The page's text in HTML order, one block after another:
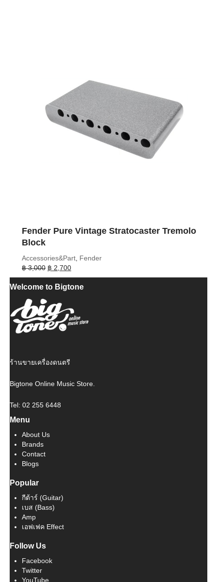
Fender Pure Vintage Stratocaster Tremolo
Block
Accessories&Part, Fender
฿3,000 Original
price
was:
฿ 2,700Current
price
is:
Welcome to Bigtone
ร้านขายเครื่องดนตรี
Bigtone Online Music Store.
Tel: 02 255 6448
Menu
About Us
Brands
Contact
Blogs
Popular
กีต้าร์ (Guitar)
เบส (Bass)
Amp
เอฟเฟค Effect
Follow Us
Facebook
Twitter
YouTube